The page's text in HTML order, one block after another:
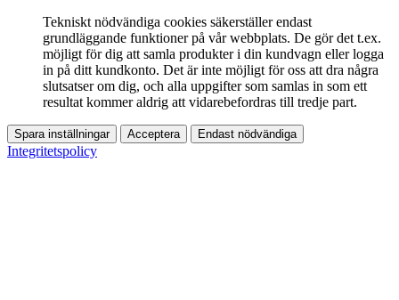
Tekniskt nödvändiga cookies säkerställer endast
grundläggande funktioner på vår webbplats. De gör det t.ex.
möjligt för dig att samla produkter i din kundvagn eller logga
in på ditt kundkonto. Det är inte möjligt för oss att dra några
slutsatser om dig, och alla uppgifter som samlas in som ett
resultat kommer aldrig att vidarebefordras till tredje part.
Spara inställningar Acceptera Endast nödvändiga
Integritetspolicy